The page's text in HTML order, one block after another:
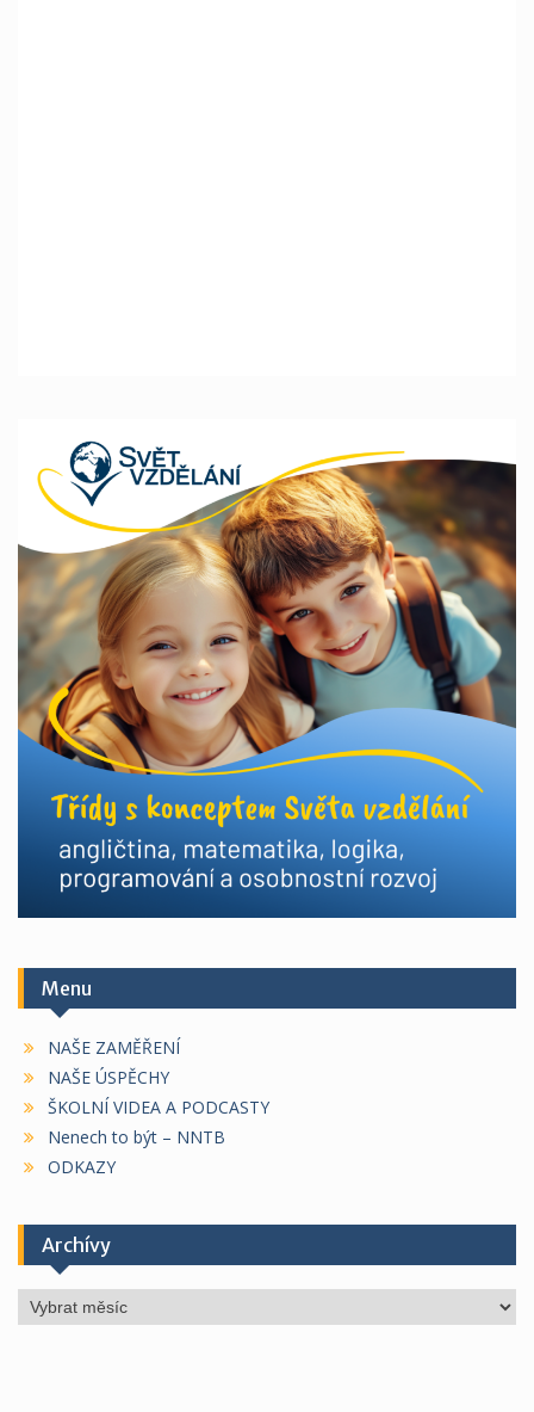
Menu
NAŠE ZAMĚŘENÍ
NAŠE ÚSPĚCHY
ŠKOLNÍ VIDEA A PODCASTY
Nenech to být – NNTB
ODKAZY
Archívy
Archívy